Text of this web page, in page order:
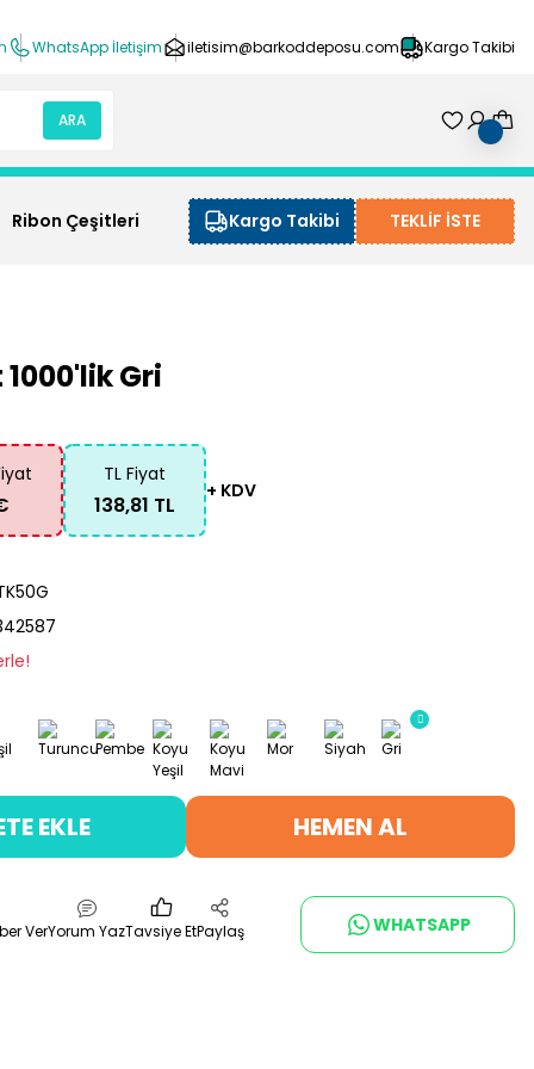
WhatsApp İletişim iletisim@barkoddeposu.com Kargo Takibi
ARA
Ribon Çeşitleri Kargo Takibi TEKLİF İSTE
Gri
TL Fiyat
138,81 TL
+ KDV
EKLE HEMEN AL
VerYorum YazTavsiye EtPaylaş WHATSAPP